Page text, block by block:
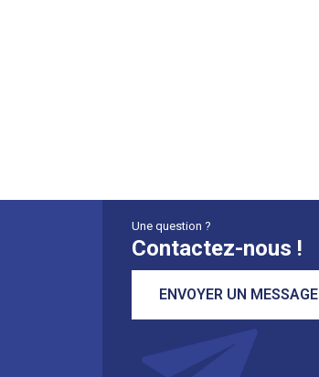
Une question ?
Contactez-nous !
ENVOYER UN MESSAGE